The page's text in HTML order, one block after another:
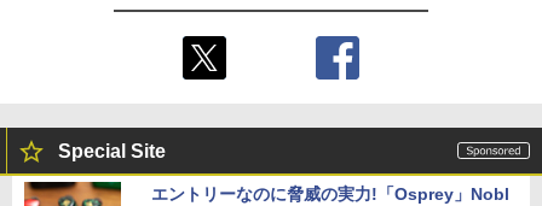
Special Site
エントリーなのに脅威の実力!「Osprey」Nobl